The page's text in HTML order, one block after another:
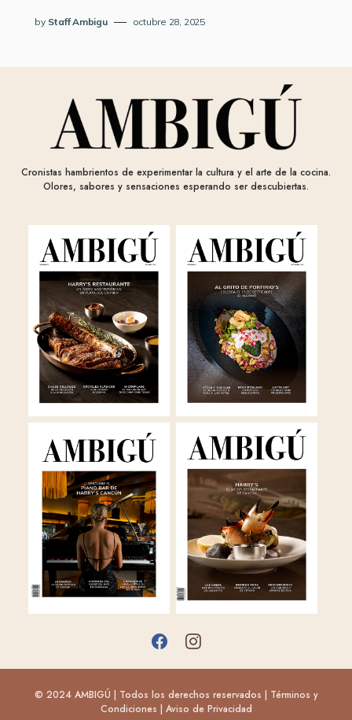
by Staff Ambigu octubre 28, 2025
Cronistas hambrientos de experimentar la cultura y el arte de la cocina.
Olores, sabores y sensaciones esperando ser descubiertas.
© 2024 AMBIGÚ | Todos los derechos reservados | Términos y
Condiciones | Aviso de Privacidad